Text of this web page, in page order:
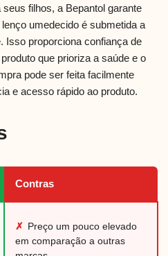
filhos, a Bepantol garante
umedecido é submetida a
Isso proporciona confiança de
que prioriza a saúde e o
pode ser feita facilmente
e acesso rápido ao produto.
Contras
✗ Preço um pouco elevado
em comparação a outras